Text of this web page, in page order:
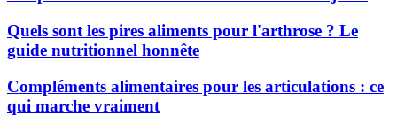
Quels sont les pires aliments pour l'arthrose ? Le
guide nutritionnel honnête
Compléments alimentaires pour les articulations : ce
qui marche vraiment